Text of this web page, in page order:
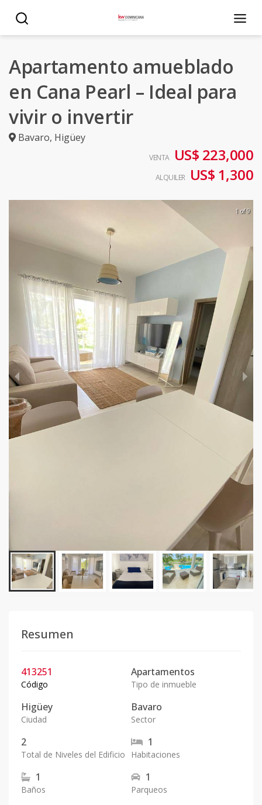
Apartamento amueblado
en Cana Pearl – Ideal para
vivir o invertir
Bavaro, Higüey
VENTA US$ 223,000
ALQUILER US$ 1,300
1 of 9
Resumen
413251
Código
Apartamentos
Tipo de inmueble
Higüey
Ciudad
Bavaro
Sector
2
Total de Niveles del Edificio
1
Habitaciones
1
Baños
1
Parqueos